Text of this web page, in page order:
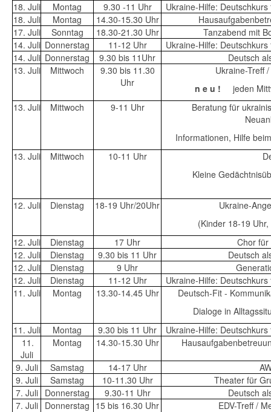
18. Juli
Montag 9.30 -11 Uhr
Ukraine-Hilfe:
18. Juli
Montag 14.30-15.30 Uhr
17. Juli
Sonntag 18.30-21.30 Uhr
Tanzabend mit
14. Juli Donnerstag 11-12 Uhr
Ukraine-Hilfe:
14. Juli Donnerstag 9.30 bis 11Uhr
Deutsch
13. Juli
Mittwoch
9.30 bis 11.30
Uhr
Ukraine-Treff
n e u !
jeden
13. Juli
Mittwoch 9-11 Uhr
Beratung für
Informationen, Hilfe
13. Juli
Mittwoch 10-11 Uhr
Kleine
12. Juli Dienstag 18-19 Uhr/20Uhr
Ukraine-
(Kinder 18-19
12. Juli
Dienstag 17 Uhr
Chor für
12. Juli
Dienstag 9.30 bis 11 Uhr
Deutsch
12. Juli
Dienstag 9 Uhr
12. Juli
Dienstag 11-12 Uhr
Ukraine-Hilfe:
11. Juli
Montag 13.30-14.45 Uhr
Deutsch-Fit -
Dialoge in
11. Juli
Montag 9.30 bis 11 Uhr
Ukraine-Hilfe:
11.
Juli
Montag 14.30-15.30 Uhr
9. Juli Samstag 14-17 Uhr
9. Juli
Samstag 10-11.30 Uhr
Theater für
7. Juli
Donnerstag 9.30-11 Uhr
Deutsch
7. Juli
Donnerstag 15 bis 16.30 Uhr
EDV-Treff /